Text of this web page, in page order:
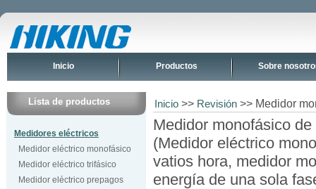
Inicio Productos Sobre
Lista de productos
Medidores eléctricos
Medidor eléctrico monofásico
Medidor eléctrico trifásico
Medidor eléctrico prepagos
Inicio >> Revisión >> Medidor
Medidor monofásico
(Medidor eléctrico
vatios hora, medidor
energía de una sola